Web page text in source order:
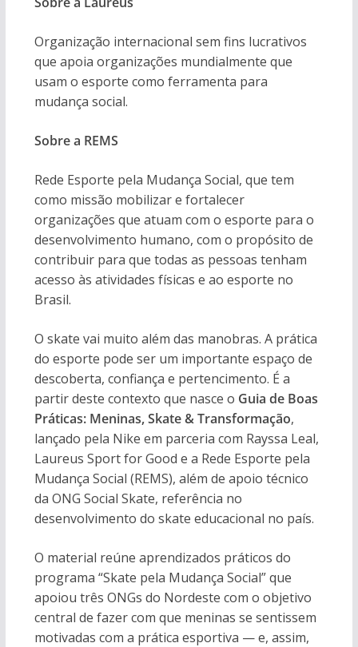
Organização internacional sem fins lucrativos
que apoia organizações mundialmente que
usam o esporte como ferramenta para
mudança social.
Sobre a REMS
Rede Esporte pela Mudança Social, que tem
como missão mobilizar e fortalecer
organizações que atuam com o esporte para o
desenvolvimento humano, com o propósito de
contribuir para que todas as pessoas tenham
acesso às atividades físicas e ao esporte no
Brasil.
O skate vai muito além das manobras. A prática
do esporte pode ser um importante espaço de
descoberta, confiança e pertencimento. É a
partir deste contexto que nasce o Guia de Boas
Práticas: Meninas, Skate & Transformação,
lançado pela Nike em parceria com Rayssa Leal,
Laureus Sport for Good e a Rede Esporte pela
Mudança Social (REMS), além de apoio técnico
da ONG Social Skate, referência no
desenvolvimento do skate educacional no país.
O material reúne aprendizados práticos do
programa “Skate pela Mudança Social” que
apoiou três ONGs do Nordeste com o objetivo
central de fazer com que meninas se sentissem
motivadas com a prática esportiva — e, assim,